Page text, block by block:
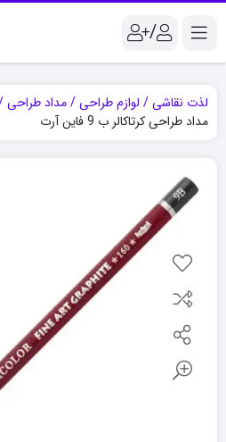
/
لذت نقاشی لوازم طراحی مداد طراحی
مداد طراحی کرتاکالر ب 9 فاین آرت